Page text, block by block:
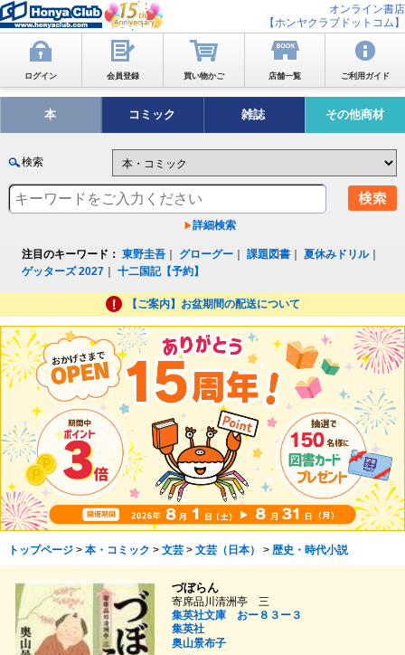
オンライン書店
【ホンヤクラブドットコム】
ログイン 会員登録 買い物かご 店舗一覧 ご利用ガイド
本 コミック 雑誌 その他商材
検索
詳細検索
注目のキーワード： 東野圭吾 グローグー ｜課題図書 ｜夏休みドリル｜
ゲッターズ 2027 ｜十二国記【予約】
【ご案内】お盆期間の配送について
トップページ> 本・コミック > 文芸> 文芸（日本） > 歴史・時代小説
づぼらん
寄席品川清洲亭 三
集英社文庫 おー８３ー３
集英社
奥山景布子